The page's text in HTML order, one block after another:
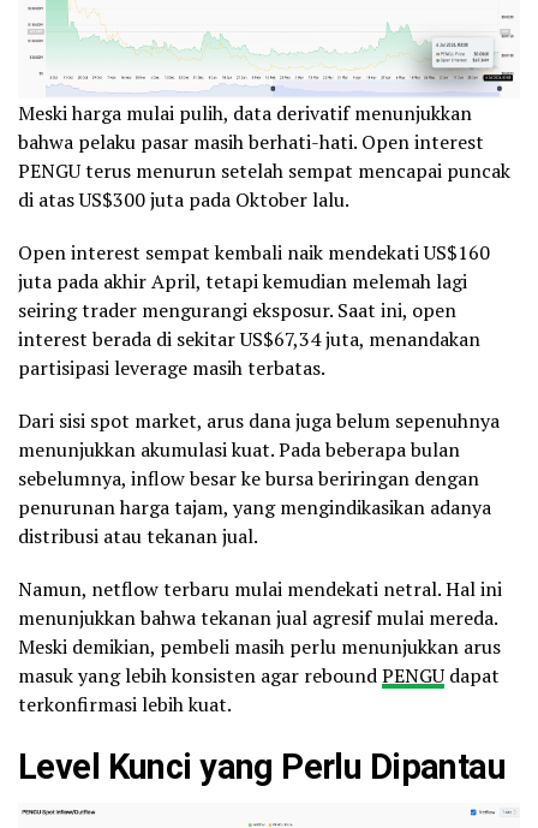
Meski harga mulai pulih, data derivatif menunjukkan
bahwa pelaku pasar masih berhati-hati. Open interest
PENGU terus menurun setelah sempat mencapai puncak
di atas US$300 juta pada Oktober lalu.
Open interest sempat kembali naik mendekati US$160
juta pada akhir April, tetapi kemudian melemah lagi
seiring trader mengurangi eksposur. Saat ini, open
interest berada di sekitar US$67,34 juta, menandakan
partisipasi leverage masih terbatas.
Dari sisi spot market, arus dana juga belum sepenuhnya
menunjukkan akumulasi kuat. Pada beberapa bulan
sebelumnya, inflow besar ke bursa beriringan dengan
penurunan harga tajam, yang mengindikasikan adanya
distribusi atau tekanan jual.
Namun, netflow terbaru mulai mendekati netral. Hal ini
menunjukkan bahwa tekanan jual agresif mulai mereda.
Meski demikian, pembeli masih perlu menunjukkan arus
masuk yang lebih konsisten agar reboundPENGUdapat
terkonfirmasi lebih kuat.
Level Kunci yang Perlu Dipantau